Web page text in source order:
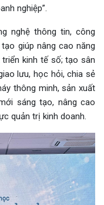
nghiệp”.
nghệ thông tin, công
giúp nâng cao năng
kinh tế số; tạo sân
lưu, học hỏi, chia sẻ
thông minh, sản xuất
sáng tạo, nâng cao
quản trị kinh doanh.